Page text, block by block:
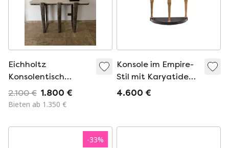
Eichholtz
Konsolentisch
Orinda
2.100 € 1.800 €
Bieten ab 1.350 €
Konsole im Empire-
Stil mit Karyatiden-
Dekor. Circa 1880.
4.600 €
-33%